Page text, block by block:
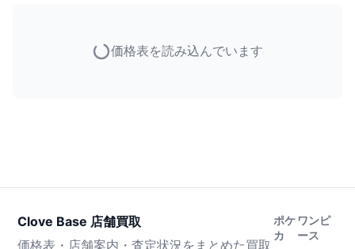
価格表を読み込んでいます
Clove Base 店舗買取
価格表・店舗案内・査定状況をまとめた買取
ポケ
カ
ワンピ
ース